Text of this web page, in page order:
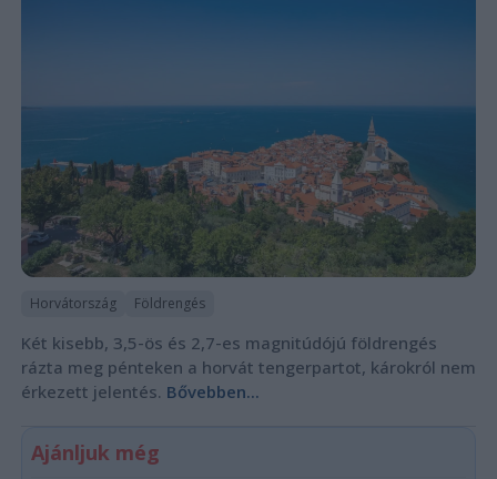
Horvátország Földrengés
Két kisebb, 3,5-ös és 2,7-es magnitúdójú földrengés
rázta meg pénteken a horvát tengerpartot, károkról nem
érkezett jelentés. Bővebben...
Ajánljuk még